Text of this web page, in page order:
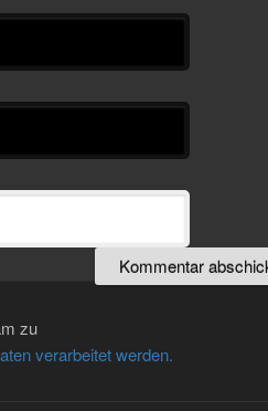
zu
verarbeitet werden.